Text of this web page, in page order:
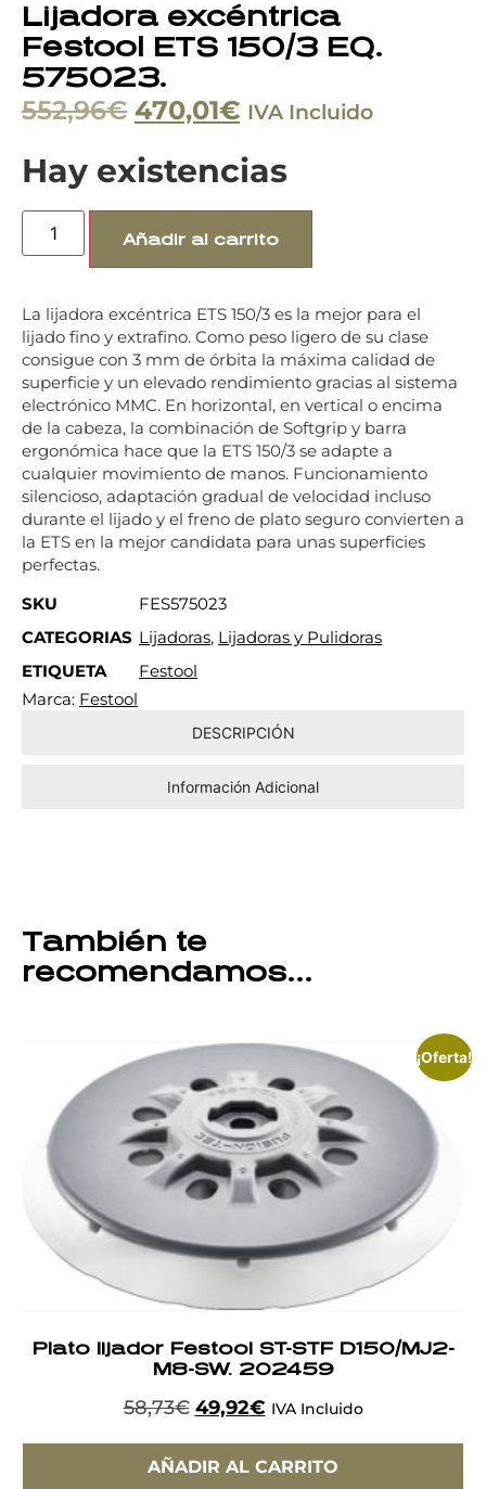
Lijadora excéntrica
Festool ETS 150/3 EQ.
575023.
552,96€ 470,01€ IVA Incluido
Hay existencias
Añadir al carrito
La lijadora excéntrica ETS 150/3 es la mejor para el
lijado fino y extrafino. Como peso ligero de su clase
consigue con 3 mm de órbita la máxima calidad de
superficie y un elevado rendimiento gracias al sistema
electrónico MMC. En horizontal, en vertical o encima
de la cabeza, la combinación de Softgrip y barra
ergonómica hace que la ETS 150/3 se adapte a
cualquier movimiento de manos. Funcionamiento
silencioso, adaptación gradual de velocidad incluso
durante el lijado y el freno de plato seguro convierten a
la ETS en la mejor candidata para unas superficies
perfectas.
SKU
FES575023
CATEGORIAS Lijadoras, Lijadoras y Pulidoras
ETIQUETA
Festool
Marca: Festool
DESCRIPCIÓN
Información Adicional
También te
recomendamos…
¡Oferta!
Plato lijador Festool ST-STF D150/MJ2-
M8-SW. 202459
58,73€ 49,92€ IVA Incluido
AÑADIR AL CARRITO